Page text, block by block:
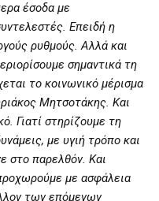
έσοδα με
Επειδή η
ρυθμούς. Αλλά και
σημαντικά τη
το κοινωνικό μέρισμα
Μητσοτάκης. Και
Γιατί στηρίζουμε τη
με υγιή τρόπο και
στο παρελθόν. Και
με ασφάλεια
των επόμενων